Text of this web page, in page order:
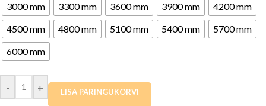
3000 mm
3300 mm 3600 mm 3900 mm
4200 mm
4500 mm
4800 mm 5100 mm 5400 mm
5700 mm
6000 mm
- + LISA PÄRINGUKORVI